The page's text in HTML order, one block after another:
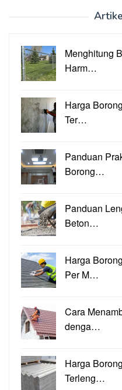
Menghitung
Harm…
Harga
Ter…
Panduan
Borong…
Panduan
Beton…
Harga
Per M…
Cara
denga…
Harga
Terleng…